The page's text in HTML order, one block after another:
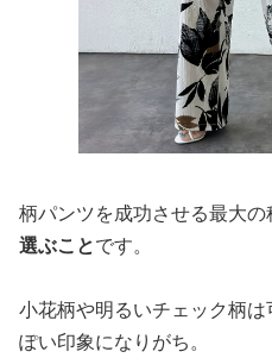
柄パンツを成功させる最大の
選ぶことです。
小花柄や明るいチェック柄
ぽい印象になりがち。